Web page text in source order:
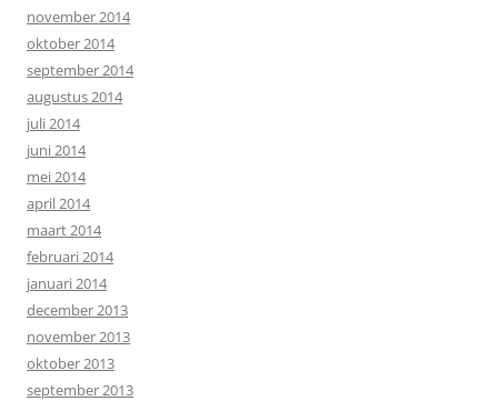
november 2014
oktober 2014
september 2014
augustus 2014
juli 2014
juni 2014
mei 2014
april 2014
maart 2014
februari 2014
januari 2014
december 2013
november 2013
oktober 2013
september 2013